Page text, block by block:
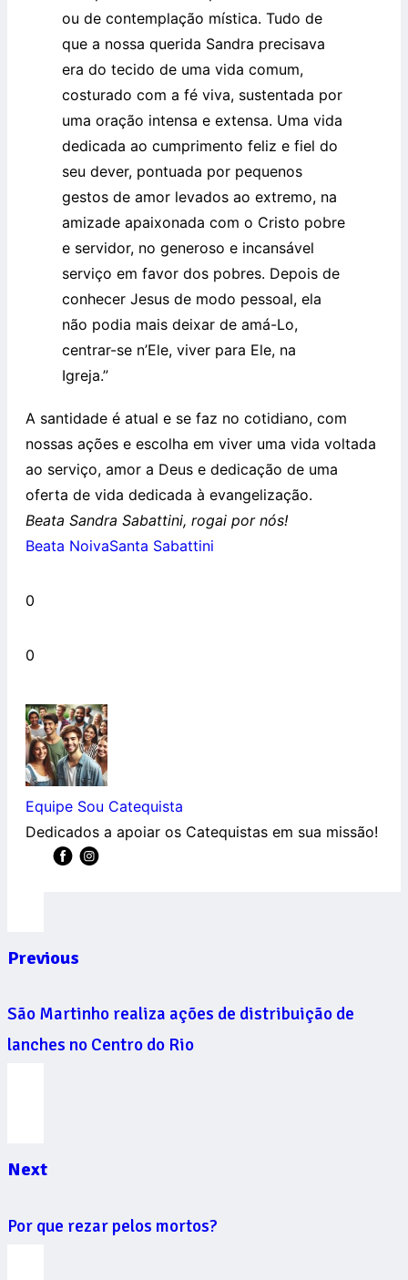
ou de contemplação mística. Tudo de
que a nossa querida Sandra precisava
era do tecido de uma vida comum,
costurado com a fé viva, sustentada por
uma oração intensa e extensa. Uma vida
dedicada ao cumprimento feliz e fiel do
seu dever, pontuada por pequenos
gestos de amor levados ao extremo, na
amizade apaixonada com o Cristo pobre
e servidor, no generoso e incansável
serviço em favor dos pobres. Depois de
conhecer Jesus de modo pessoal, ela
não podia mais deixar de amá-Lo,
centrar-se n’Ele, viver para Ele, na
Igreja.”
A santidade é atual e se faz no cotidiano, com
nossas ações e escolha em viver uma vida voltada
ao serviço, amor a Deus e dedicação de uma
oferta de vida dedicada à evangelização.
Beata Sandra Sabattini, rogai por nós!
Beata NoivaSanta Sabattini
0
0
Equipe Sou Catequista
Dedicados a apoiar os Catequistas em sua missão!
Previous
São Martinho realiza ações de distribuição de
lanches no Centro do Rio
Next
Por que rezar pelos mortos?